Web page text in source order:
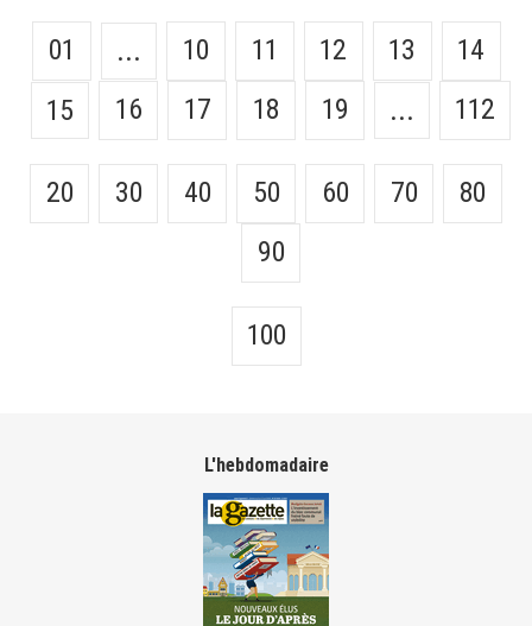
01 ... 10 11 12 13
14
15
16 17 18 19 ... 112
20 30 40 50 60 70
80
90
100
L'hebdomadaire